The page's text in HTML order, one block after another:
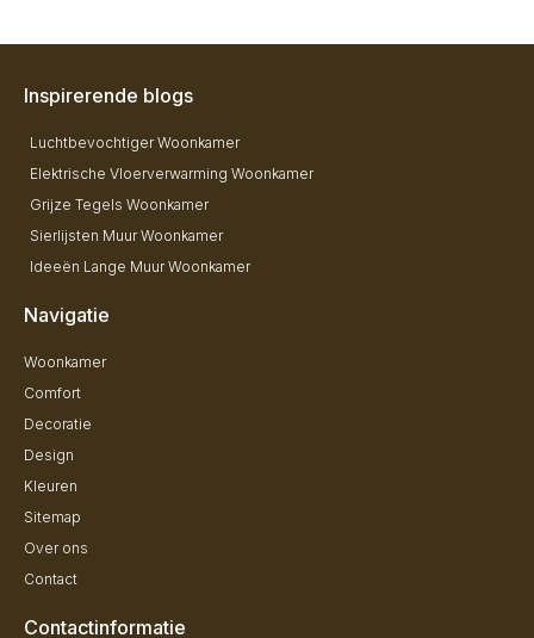
Inspirerende blogs
Luchtbevochtiger Woonkamer
Elektrische Vloerverwarming Woonkamer
Grijze Tegels Woonkamer
Sierlijsten Muur Woonkamer
Ideeën Lange Muur Woonkamer
Navigatie
Woonkamer
Comfort
Decoratie
Design
Kleuren
Sitemap
Over ons
Contact
Contactinformatie